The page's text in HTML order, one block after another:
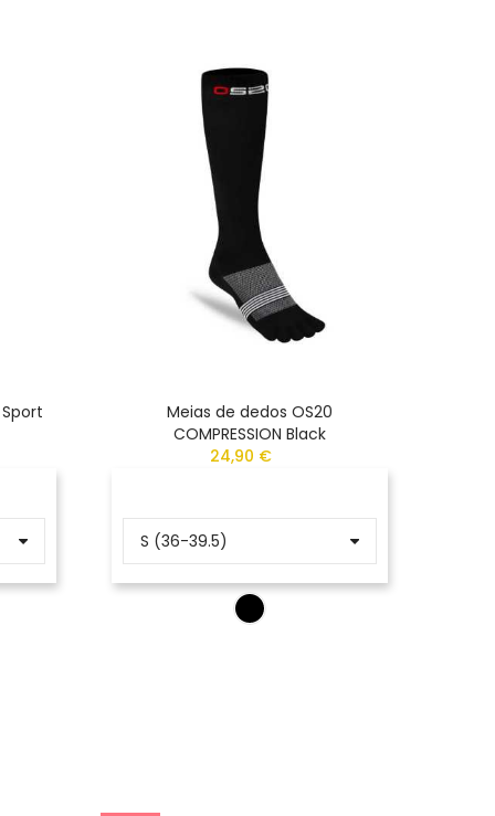
Meias de dedos OS20
COMPRESSION Black
24,90 €